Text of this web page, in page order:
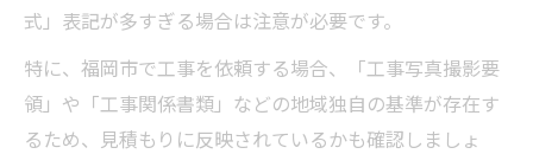
式」表記が多すぎる場合は注意が必要です。
特に、福岡市で工事を依頼する場合、「工事写真撮影要
領」や「工事関係書類」などの地域独自の基準が存在す
るため、見積もりに反映されているかも確認しましょ